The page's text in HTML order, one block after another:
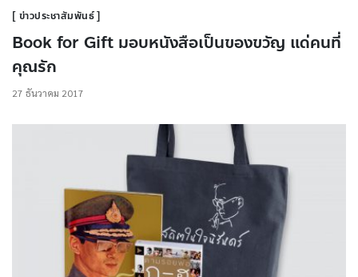
ข่าวประชาสัมพันธ์
Book for Gift มอบหนังสือเป็นของขวัญ แด่คนที่
คุณรัก
27 ธันวาคม 2017